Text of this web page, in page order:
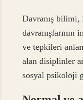
Davranış bilimi,
davranışlarının
ve tepkileri
alan disiplinler
sosyal psikoloji